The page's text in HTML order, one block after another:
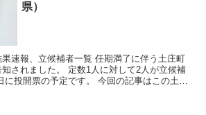
県）
速報、立候補者一覧 任期満了に伴う土庄町
されました。 定数1人に対して2人が立候補
に投開票の予定です。 今回の記事はこの土庄